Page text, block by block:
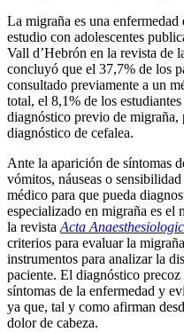
La migraña es una
estudio con adolescentes
Vall d’Hebrón en la revista de
concluyó que el 37,7% de los
consultado previamente a un
total, el 8,1% de los
diagnóstico previo de
diagnóstico de cefalea.
Ante la aparición de síntomas
vómitos, náuseas o
médico para que pueda
especializado en migraña es
la revista Acta
criterios para evaluar la
instrumentos para analizar la
paciente. El diagnóstico
síntomas de la enfermedad y
ya que, tal y como afirman
dolor de cabeza.